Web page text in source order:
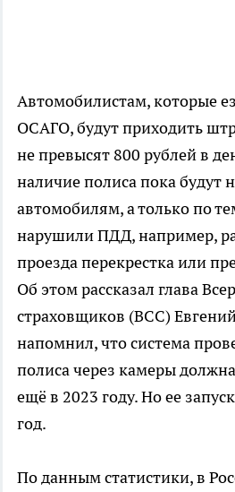
Автомобилистам, которые
ОСАГО, будут приходить
не превысят 800 рублей в
наличие полиса пока будут
автомобилям, а только по
нарушили ПДД, например,
проезда перекрестка или
Об этом рассказал глава
страховщиков (ВСС)
напомнил, что система
полиса через камеры
ещё в 2023 году. Но ее
год.
По данным статистики, в